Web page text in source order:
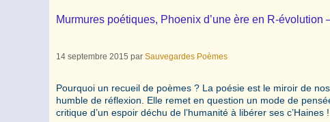
Murmures poétiques, Phoenix d’une ère en R-
14 septembre 2015 par Sauvegardes Poèmes
Pourquoi un recueil de poèmes ? La poésie est le miroir de
humble de réflexion. Elle remet en question un mode de
critique d’un espoir déchu de l’humanité à libérer ses c’Haines